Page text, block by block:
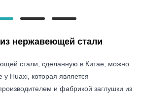
нержавеющей стали
стали, сделанную в Китае, можно
у Huaxi, которая является
и фабрикой заглушки из